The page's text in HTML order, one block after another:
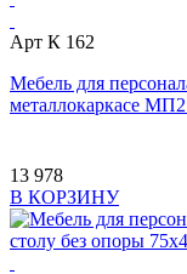
Арт К 162
Мебель для
металлокаркасе
13 978
В КОРЗИНУ